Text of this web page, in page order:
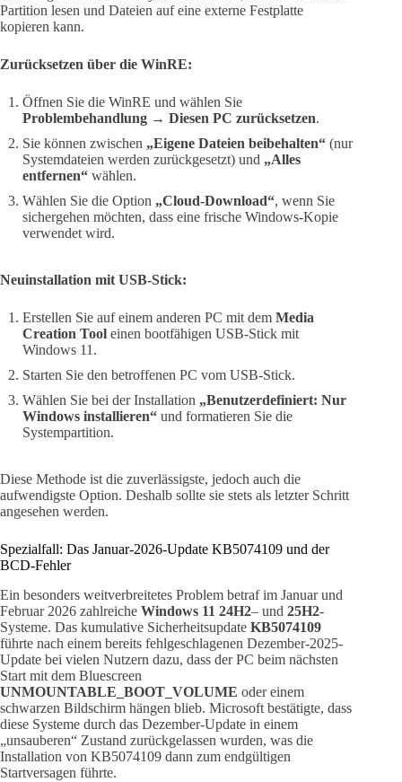
Partition lesen und Dateien auf eine externe Festplatte
kopieren kann.
Zurücksetzen über die WinRE:
Öffnen Sie die WinRE und wählen Sie
Problembehandlung → Diesen PC zurücksetzen.
Sie können zwischen „Eigene Dateien beibehalten“ (nur
Systemdateien werden zurückgesetzt) und „Alles
entfernen“ wählen.
Wählen Sie die Option „Cloud-Download“, wenn Sie
sichergehen möchten, dass eine frische Windows-Kopie
verwendet wird.
Neuinstallation mit USB-Stick:
Erstellen Sie auf einem anderen PC mit dem Media
Creation Tool einen bootfähigen USB-Stick mit
Windows 11.
Starten Sie den betroffenen PC vom USB-Stick.
Wählen Sie bei der Installation „Benutzerdefiniert: Nur
Windows installieren“ und formatieren Sie die
Systempartition.
Diese Methode ist die zuverlässigste, jedoch auch die
aufwendigste Option. Deshalb sollte sie stets als letzter Schritt
angesehen werden.
Spezialfall: Das Januar-2026-Update KB5074109 und der
BCD-Fehler
Ein besonders weitverbreitetes Problem betraf im Januar und
Februar 2026 zahlreiche Windows 11 24H2– und 25H2-
Systeme. Das kumulative Sicherheitsupdate KB5074109
führte nach einem bereits fehlgeschlagenen Dezember-2025-
Update bei vielen Nutzern dazu, dass der PC beim nächsten
Start mit dem Bluescreen
UNMOUNTABLE_BOOT_VOLUME oder einem
schwarzen Bildschirm hängen blieb. Microsoft bestätigte, dass
diese Systeme durch das Dezember-Update in einem
„unsauberen“ Zustand zurückgelassen wurden, was die
Installation von KB5074109 dann zum endgültigen
Startversagen führte.